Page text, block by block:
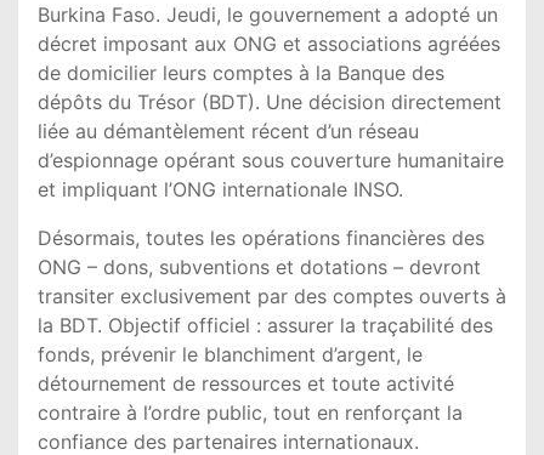
Burkina Faso. Jeudi, le gouvernement a adopté un
décret imposant aux ONG et associations agréées
de domicilier leurs comptes à la Banque des
dépôts du Trésor (BDT). Une décision directement
liée au démantèlement récent d’un réseau
d’espionnage opérant sous couverture humanitaire
et impliquant l’ONG internationale INSO.
Désormais, toutes les opérations financières des
ONG – dons, subventions et dotations – devront
transiter exclusivement par des comptes ouverts à
la BDT. Objectif officiel : assurer la traçabilité des
fonds, prévenir le blanchiment d’argent, le
détournement de ressources et toute activité
contraire à l’ordre public, tout en renforçant la
confiance des partenaires internationaux.